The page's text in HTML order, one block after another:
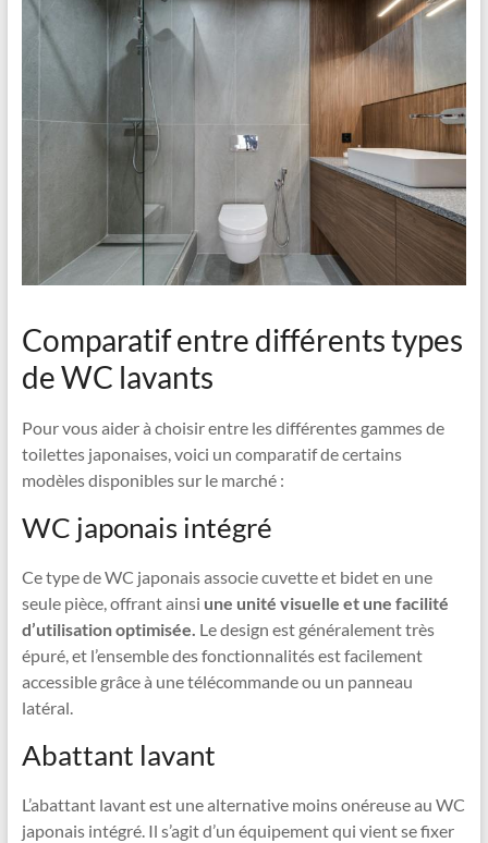
Comparatif entre différents types
de WC lavants
Pour vous aider à choisir entre les différentes gammes de
toilettes japonaises, voici un comparatif de certains
modèles disponibles sur le marché :
WC japonais intégré
Ce type de WC japonais associe cuvette et bidet en une
seule pièce, offrant ainsi une unité visuelle et une facilité
d’utilisation optimisée. Le design est généralement très
épuré, et l’ensemble des fonctionnalités est facilement
accessible grâce à une télécommande ou un panneau
latéral.
Abattant lavant
L’abattant lavant est une alternative moins onéreuse au WC
japonais intégré. Il s’agit d’un équipement qui vient se fixer